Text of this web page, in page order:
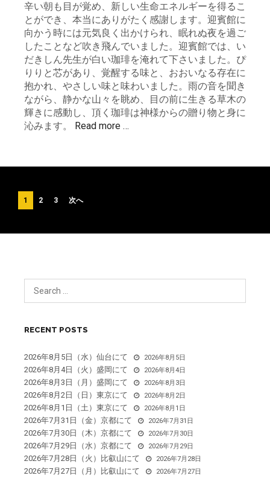
辛い朝も目が覚め、新しい生命エネルギーを得るこ
とができ、本当にありがたく感謝します。迎賓館に
向かう時には元気良く出かけられ、眠れぬ夜を過ご
したことなど吹き飛んでいました。迎賓館では、い
だきしん先生が白い珈琲を淹れて下さいました。ぴ
りりと芯があり、覚醒する味と、おおいなる存在に
抱かれ、やさしい味と味わいました。雨の音を聞き
ながら、静かな山々を眺め、目の前に生きる草木の
輝きに感動し、頂く珈琲は神様からの贈り物と身に
沁みます。
Read more …
投
の
ー
り
1 2 3 次へ
RECENT POSTS
2026年8月5日（水）仙台にて 2026年8月5日
2026年8月4日（火）盛岡にて 2026年8月4日
2026年8月3日（月）盛岡にて 2026年8月3日
2026年8月2日（日）東京にて 2026年8月2日
2026年8月1日（土）東京にて 2026年8月1日
2026年7月31日（金）京都にて 2026年7月31日
2026年7月30日（木）京都にて 2026年7月30日
2026年7月29日（水）京都にて 2026年7月29日
2026年7月28日（火）比叡山にて 2026年7月28日
2026年7月27日（月）比叡山にて 2026年7月27日